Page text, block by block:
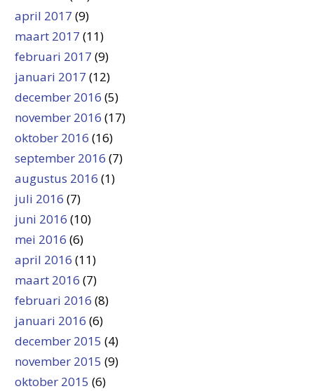
april 2017 (9)
maart 2017 (11)
februari 2017 (9)
januari 2017 (12)
december 2016 (5)
november 2016 (17)
oktober 2016 (16)
september 2016 (7)
augustus 2016 (1)
juli 2016 (7)
juni 2016 (10)
mei 2016 (6)
april 2016 (11)
maart 2016 (7)
februari 2016 (8)
januari 2016 (6)
december 2015 (4)
november 2015 (9)
oktober 2015 (6)